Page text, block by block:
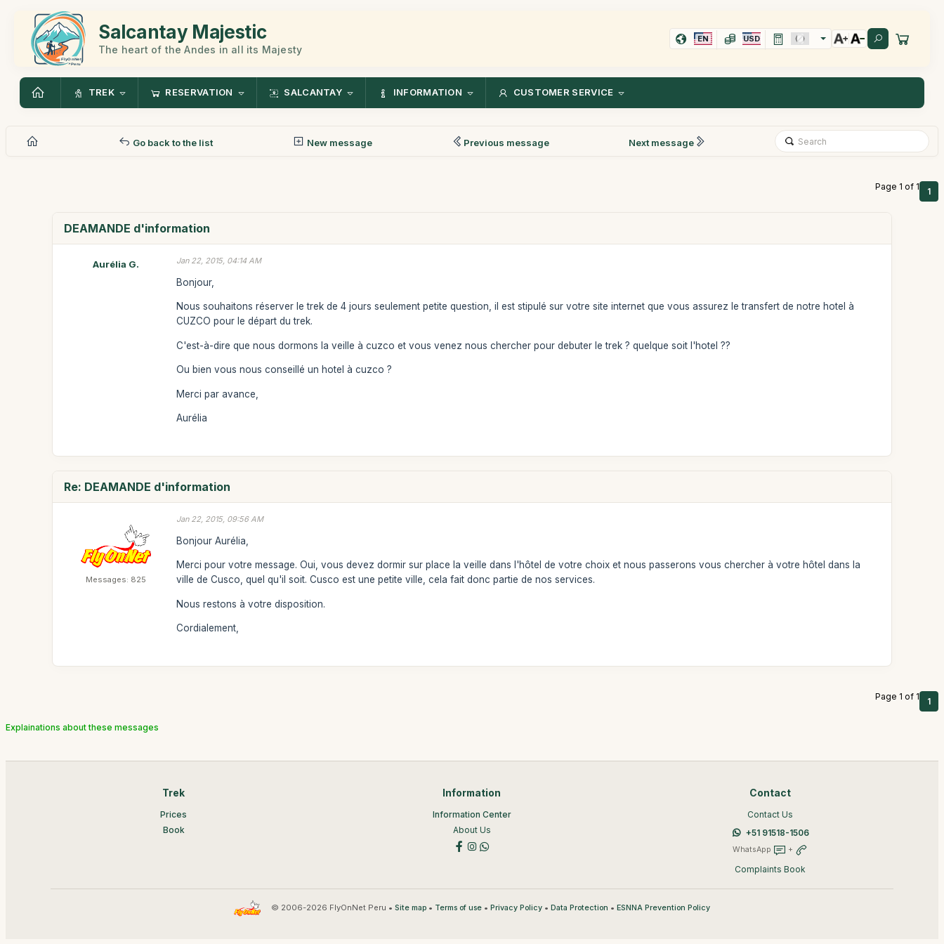
Salcantay Majestic
The heart of the Andes in all its Majesty
EN USD
TREK RESERVATION SALCANTAY INFORMATION CUSTOMER SERVICE
Go back to the list New message Previous message Next message
Page 1 of 1 1
DEAMANDE d'information
Aurélia G. Jan 22, 2015, 04:14 AM
Bonjour,
Nous souhaitons réserver le trek de 4 jours seulement petite question, il est stipulé sur votre site internet que vous assurez le transfert de notre hotel à
CUZCO pour le départ du trek.
C'est-à-dire que nous dormons la veille à cuzco et vous venez nous chercher pour debuter le trek ? quelque soit l'hotel ??
Ou bien vous nous conseillé un hotel à cuzco ?
Merci par avance,
Aurélia
Re: DEAMANDE d'information
Messages: 825
Jan 22, 2015, 09:56 AM
Bonjour Aurélia,
Merci pour votre message. Oui, vous devez dormir sur place la veille dans l'hôtel de votre choix et nous passerons vous chercher à votre hôtel dans la
ville de Cusco, quel qu'il soit. Cusco est une petite ville, cela fait donc partie de nos services.
Nous restons à votre disposition.
Cordialement,
Page 1 of 1 1
Explainations about these messages
Trek
Prices
Book
Information
Information Center
About Us
Contact
Contact Us
+51 91518-1506
WhatsApp +
Complaints Book
© 2006-2026 FlyOnNet Peru • Site map• Terms of use• Privacy Policy• Data Protection • ESNNA Prevention Policy